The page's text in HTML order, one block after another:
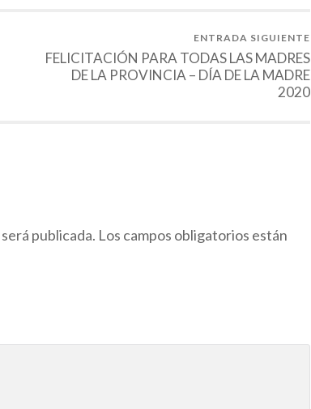
ENTRADA SIGUIENTE
FELICITACIÓN PARA TODAS LAS MADRES
DE LA PROVINCIA – DÍA DE LA MADRE
2020
publicada. Los campos obligatorios están